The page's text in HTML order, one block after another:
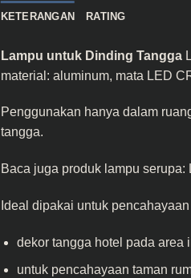
KETERANGAN RATING
Lampu untuk Dinding Tangga
material: aluminum, mata LED
Penggunakan hanya dalam
tangga.
Baca juga produk lampu serupa:
Ideal dipakai untuk
dekor tangga hotel pada area
untuk pencahayaan taman